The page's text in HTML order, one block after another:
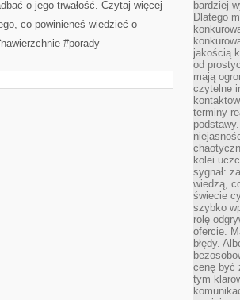
o jego trwałość. Czytaj więcej
co powinieneś wiedzieć o
#porady
bardziej
Dlatego
jakością
od
mają
czytelne
terminy
kolei
sygnał:
wiedzą,
świecie
szybko
rolę
ofercie.
błędy.
cenę być
tym